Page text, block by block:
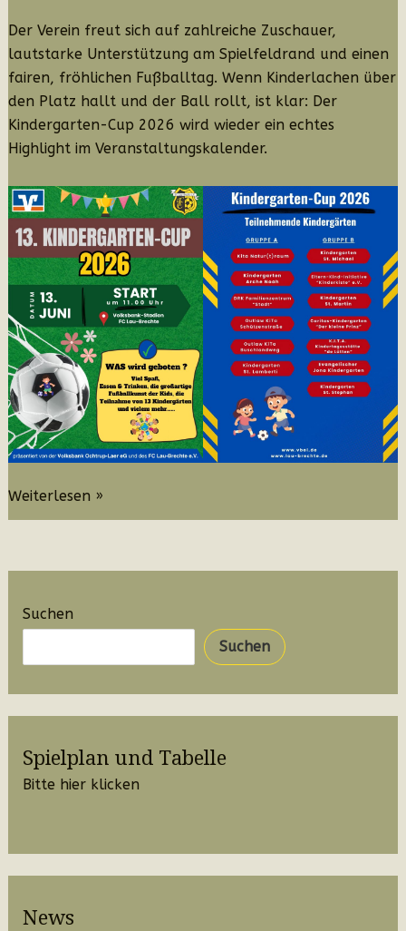
Suchen
Suchen
Spielplan und Tabelle
Bitte hier klicken
News
Der Verein freut sich auf zahlreiche Zuschauer,
lautstarke Unterstützung am Spielfeldrand und einen
fairen, fröhlichen Fußballtag. Wenn Kinderlachen über
den Platz hallt und der Ball rollt, ist klar: Der
Kindergarten-Cup 2026 wird wieder ein echtes
Highlight im Veranstaltungskalender.
Kindergarten-
Cup
Weiterlesen »